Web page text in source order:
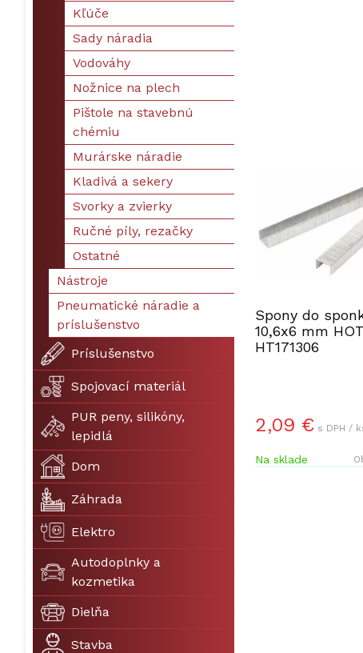
Spony do
10,6x6 mm
HT171306
2,09 € s DPH /
Na sklade
Kľúče
Sady náradia
Vodováhy
Nožnice na plech
Pištole na stavebnú
chémiu
Murárske náradie
Kladivá a sekery
Svorky a zvierky
Ručné píly, rezačky
Ostatné
Nástroje
Pneumatické náradie a
príslušenstvo
Príslušenstvo
Spojovací materiál
PUR peny, silikóny,
lepidlá
Dom
Záhrada
Elektro
Autodoplnky a
kozmetika
Dielňa
Stavba